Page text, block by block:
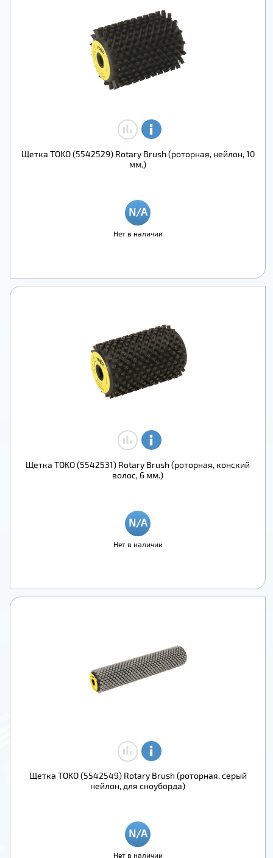
Щетка TOKO (5542529) Rotary Brush (роторная, нейлон, 10
мм.)
Нет в наличии
Щетка TOKO (5542531) Rotary Brush (роторная, конский
волос, 6 мм.)
Нет в наличии
Щетка TOKO (5542549) Rotary Brush (роторная, серый
нейлон, для сноуборда)
Нет в наличии